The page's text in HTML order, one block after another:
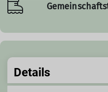
Details